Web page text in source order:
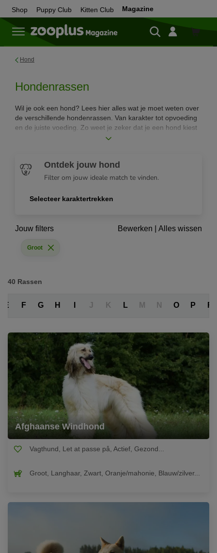
Shop Puppy Club Kitten Club Magazine
Shop
Hond
Hondenrassen
Wil je ook een hond? Lees hier alles wat je moet weten over
de verschillende hondenrassen. Van karakter tot opvoeding
en de juiste voeding. Zo weet je zeker dat je een hond kiest
Ontdek jouw hond
Filter om jouw ideale match te vinden.
Selecteer karaktertrekken
Jouw filters Bewerken Alles wissen
Groot
40 Rassen
E F G H J K L M N O P R
Afghaanse Windhond
Vagthund, Let at passe på, Actief, Gezond...
Groot, Langhaar, Zwart, Oranje/mahonie, Blauw/zilver...